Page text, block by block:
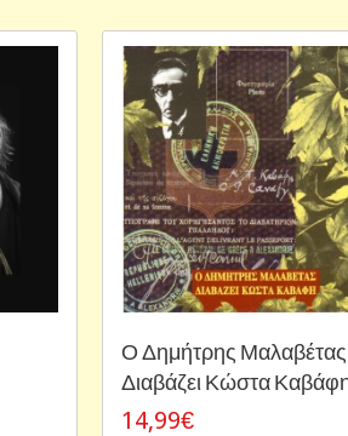
Ο Δημήτρης Μαλαβέτας
Διαβάζει Κώστα
14,99€